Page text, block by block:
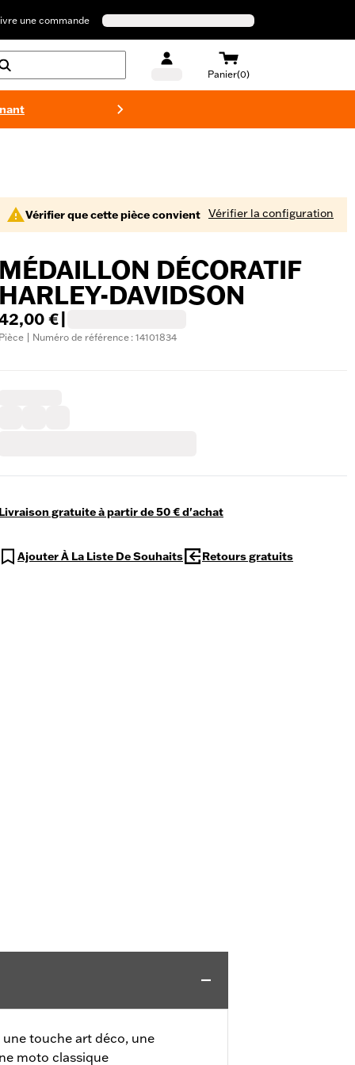
une commande
Panier(0)
Vérifier que cette pièce convient Vérifier la configuration
MÉDAILLON DÉCORATIF
HARLEY-DAVIDSON
€
Pièce | Numéro de référence : 14101834
Livraison gratuite à partir de 50 € d'achat
Ajouter À La Liste De Souhaits Retours gratuits
touche art déco, une
moto classique